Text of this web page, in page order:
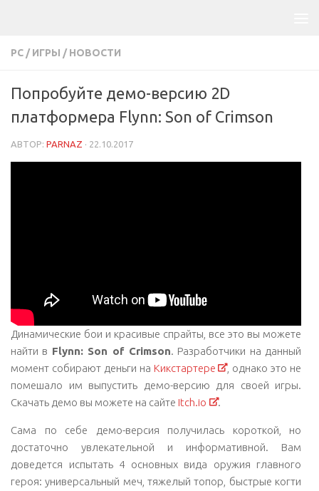
PC / ИГРЫ / НОВОСТИ
Попробуйте демо-версию 2D
платформера Flynn: Son of Crimson
АВТОР: PARNAZ · 22.10.2017
Динамические бои и красивые спрайты, все это вы можете
найти в Flynn: Son of Crimson. Разработчики на данный
момент собирают деньги на Кикстартере
, однако это не
помешало им выпустить демо-версию для своей игры.
Скачать демо вы можете на сайте Itch.io .
Сама по себе демо-версия получилась короткой, но
достаточно увлекательной и информативной. Вам
доведется испытать 4 основных вида оружия главного
героя: универсальный меч, тяжелый топор, быстрые когти